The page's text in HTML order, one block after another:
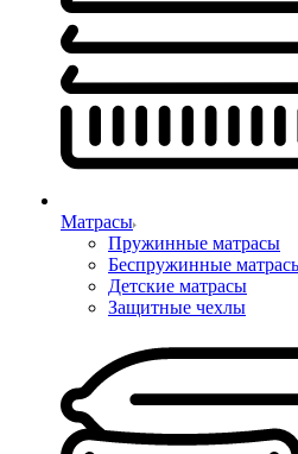
Матрасы
Пружинные матрасы
Беспружинные
Детские матрасы
Защитные чехлы